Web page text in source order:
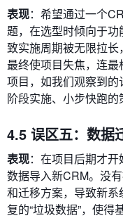
表现：希望通过一个
题，在选型时倾向于
致实施周期被无限拉长
最终使项目失焦，连
项目，如我们观察到
阶段实施、小步快跑的
4.5 误区五：数据
表现：在项目后期才
数据导入新CRM。没
和迁移方案，导致新
复的“垃圾数据”，使得